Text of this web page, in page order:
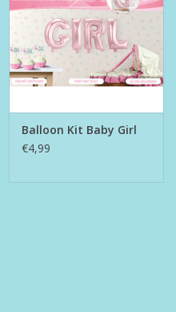
Balloon Kit Baby Girl
€4,99